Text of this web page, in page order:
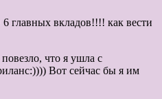
главных вкладов!!!! как вести
что я ушла с
Вот сейчас бы я им